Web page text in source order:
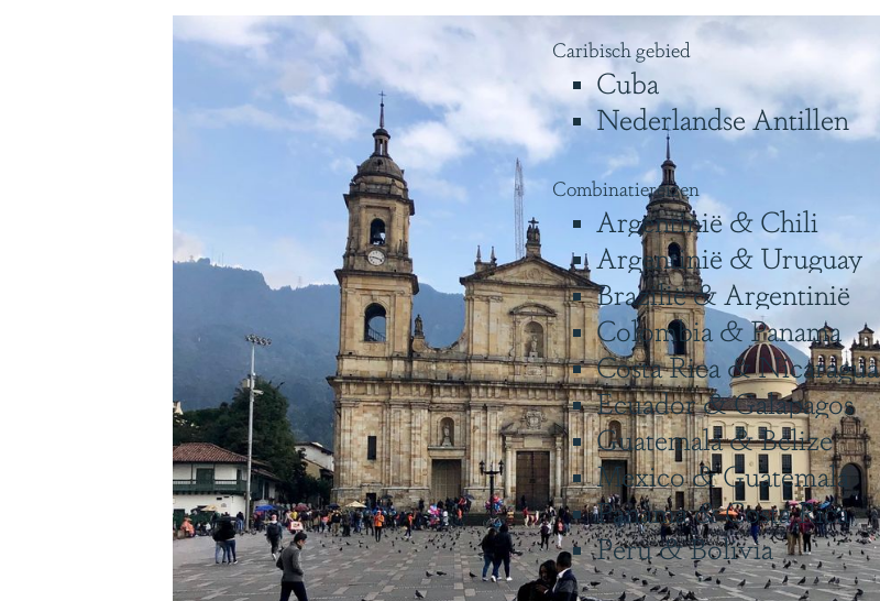
Caribisch gebied
Cuba
Nederlandse Antillen
Combinatiereizen
Argentinië & Chili
Argentinië & Uruguay
Brazilië & Argentinië
Colombia & Panama
Costa Rica & Nicaragua
Ecuador & Galapagos
Guatemala & Belize
Mexico & Guatemala
Panama & Costa Rica
Peru & Bolivia